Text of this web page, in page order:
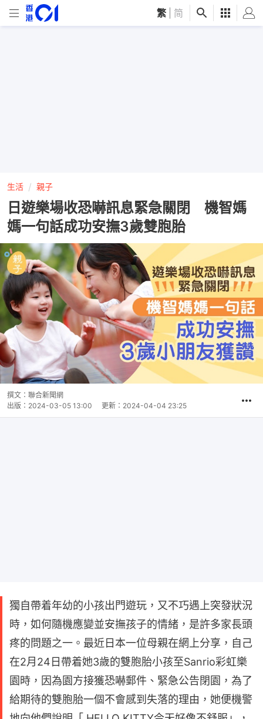
繁 简
生活 親子
日遊樂場收恐嚇訊息緊急關閉 機智媽
媽一句話成功安撫3歲雙胞胎
撰文： 聯合新聞網
出版： 2024-03-05 13:00 更新： 2024-04-04 23:25
獨自帶着年幼的小孩出門遊玩，又不巧遇上突發狀況
時，如何隨機應變並安撫孩子的情緒，是許多家長頭
疼的問題之一。最近日本一位母親在網上分享，自己
在2月24日帶着她3歲的雙胞胎小孩至Sanrio彩虹樂
園時，因為園方接獲恐嚇郵件、緊急公告閉園，為了
給期待的雙胞胎一個不會感到失落的理由，她便機警